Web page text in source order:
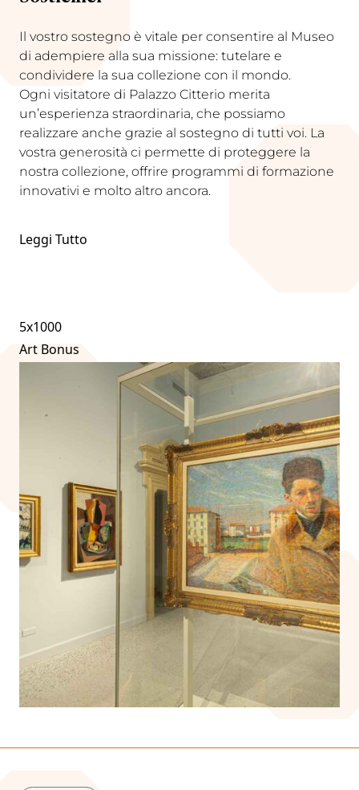
Il vostro sostegno è vitale per consentire al Museo
di adempiere alla sua missione: tutelare e
condividere la sua collezione con il mondo.
Ogni visitatore di Palazzo Citterio merita
un’esperienza straordinaria, che possiamo
realizzare anche grazie al sostegno di tutti voi. La
vostra generosità ci permette di proteggere la
nostra collezione, offrire programmi di formazione
innovativi e molto altro ancora.
Leggi Tutto
5x1000
Art Bonus